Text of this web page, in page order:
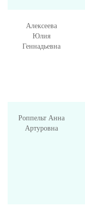
Алексеева
Юлия
Геннадьевна
Роппельт Анна
Артуровна